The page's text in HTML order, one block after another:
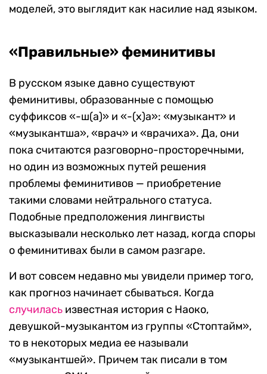
моделей, это выглядит как насилие над языком.
«Правильные» феминитивы
В русском языке давно существуют
феминитивы, образованные с помощью
суффиксов «-ш(а)» и «-(х)а»: «музыкант» и
«музыкантша», «врач» и «врачиха». Да, они
пока считаются разговорно-просторечными,
но один из возможных путей решения
проблемы феминитивов — приобретение
такими словами нейтрального статуса.
Подобные предположения лингвисты
высказывали несколько лет назад, когда споры
о феминитивах были в самом разгаре.
И вот совсем недавно мы увидели пример того,
как прогноз начинает сбываться. Когда
случилась известная история с Наоко,
девушкой-музыкантом из группы «Стоптайм»,
то в некоторых медиа ее называли
«музыкантшей». Причем так писали в том